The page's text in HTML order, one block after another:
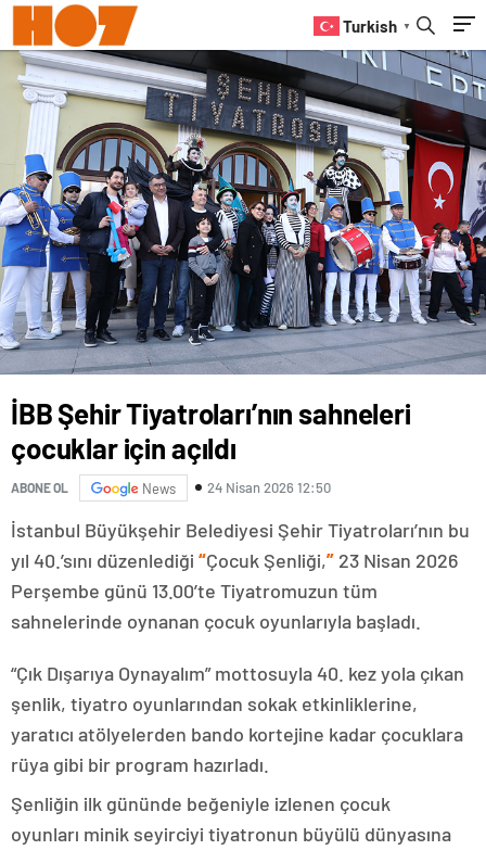
Turkish ▼
İBB Şehir Tiyatroları’nın sahneleri
çocuklar için açıldı
ABONE OL News 24 Nisan 2026 12:50
İstanbul Büyükşehir Belediyesi Şehir Tiyatroları’nın bu
yıl 40.’sını düzenlediği “Çocuk Şenliği,” 23 Nisan 2026
Perşembe günü 13.00’te Tiyatromuzun tüm
sahnelerinde oynanan çocuk oyunlarıyla başladı.
“Çık Dışarıya Oynayalım” mottosuyla 40. kez yola çıkan
şenlik, tiyatro oyunlarından sokak etkinliklerine,
yaratıcı atölyelerden bando kortejine kadar çocuklara
rüya gibi bir program hazırladı.
Şenliğin ilk gününde beğeniyle izlenen çocuk
oyunları minik seyirciyi tiyatronun büyülü dünyasına